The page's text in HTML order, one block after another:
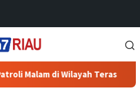
di Wilayah Teras 700